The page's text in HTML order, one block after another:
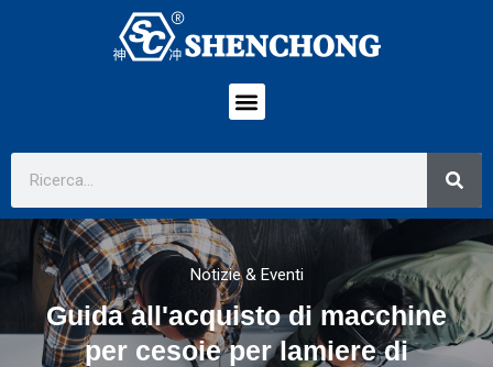
Notizie & Eventi
Guida all'acquisto di macchine
per cesoie per lamiere di